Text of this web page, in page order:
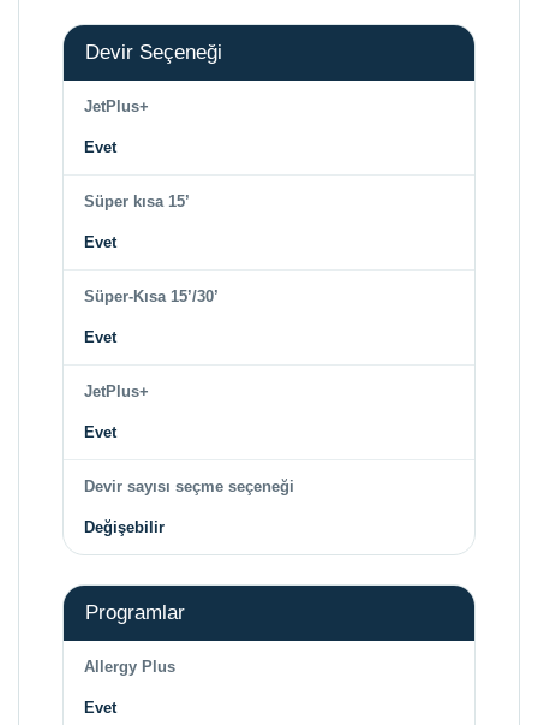
Devir Seçeneği
JetPlus+
Evet
Süper kısa 15’
Evet
Süper-Kısa 15’/30’
Evet
JetPlus+
Evet
Devir sayısı seçme seçeneği
Değişebilir
Programlar
Allergy Plus
Evet